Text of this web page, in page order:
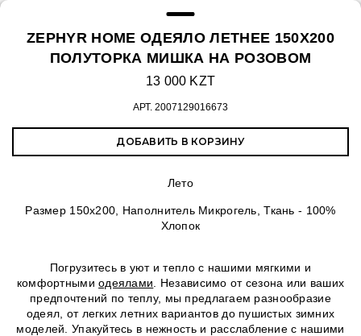
ZEPHYR HOME ОДЕЯЛО ЛЕТНЕЕ 150Х200
ПОЛУТОРКА МИШКА НА РОЗОВОМ
13 000 KZT
АРТ. 2007129016673
ДОБАВИТЬ В КОРЗИНУ
Лето
Размер 150х200, Наполнитель Микрогель, Ткань - 100%
Хлопок
Погрузитесь в уют и тепло с нашими мягкими и
комфортнымиодеялами . Независимо от сезона или ваших
предпочтений по теплу, мы предлагаем разнообразие
одеял, от легких летних вариантов до пушистых зимних
моделей. Упакуйтесь в нежность и расслабление с нашими